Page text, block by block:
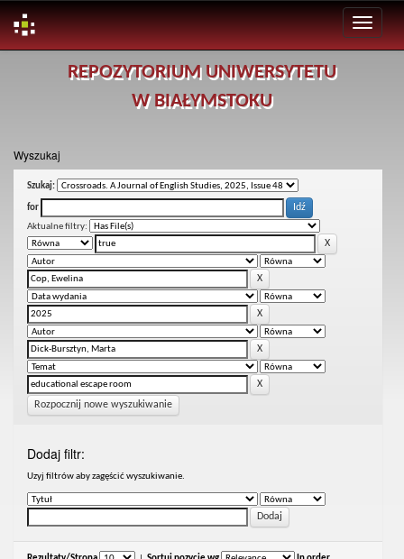
REPOZYTORIUM UNIWERSYTETU
W BIAŁYMSTOKU
Wyszukaj
Szukaj:
for
Aktualne filtry:
Rozpocznij nowe wyszukiwanie
Dodaj filtr:
Uzyj filtrów aby zagęścić wyszukiwanie.